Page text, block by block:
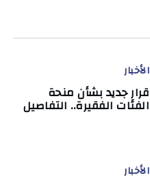
الأخبار
قرار جديد بشأن منحة
الفئات الفقيرة.. التفاصيل
الأخبار